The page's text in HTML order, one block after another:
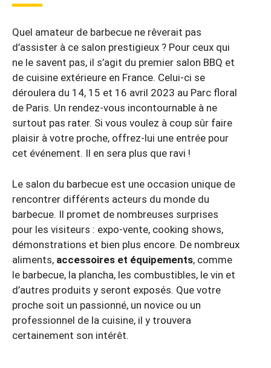
Quel amateur de barbecue ne rêverait pas
d’assister à ce salon prestigieux ? Pour ceux qui
ne le savent pas, il s’agit du premier salon BBQ et
de cuisine extérieure en France. Celui-ci se
déroulera du 14, 15 et 16 avril 2023 au Parc floral
de Paris. Un rendez-vous incontournable à ne
surtout pas rater. Si vous voulez à coup sûr faire
plaisir à votre proche, offrez-lui une entrée pour
cet événement. Il en sera plus que ravi !
Le salon du barbecue est une occasion unique de
rencontrer différents acteurs du monde du
barbecue. Il promet de nombreuses surprises
pour les visiteurs : expo-vente, cooking shows,
démonstrations et bien plus encore. De nombreux
aliments, accessoires et équipements, comme
le barbecue, la plancha, les combustibles, le vin et
d’autres produits y seront exposés. Que votre
proche soit un passionné, un novice ou un
professionnel de la cuisine, il y trouvera
certainement son intérêt.